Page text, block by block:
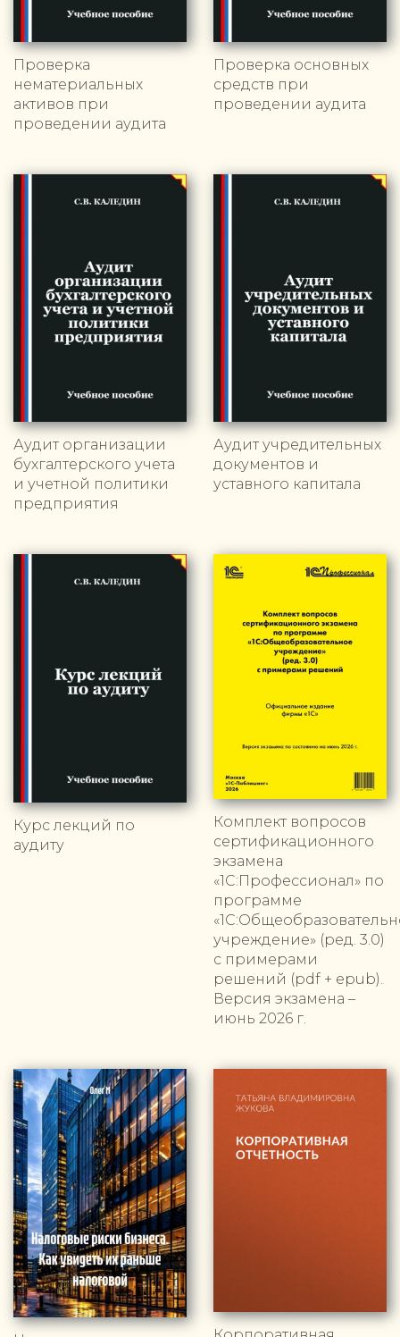
Проверка
нематериальных
активов при
проведении аудита
Проверка основных
средств при
проведении аудита
Аудит организации
бухгалтерского учета
и учетной политики
предприятия
Аудит учредительных
документов и
уставного капитала
Курс лекций по
аудиту
Комплект вопросов
сертификационного
экзамена
«1С:Профессионал» по
программе
учреждение» (ред. 3.0)
с примерами
решений (pdf + epub).
Версия экзамена –
июнь 2026 г.